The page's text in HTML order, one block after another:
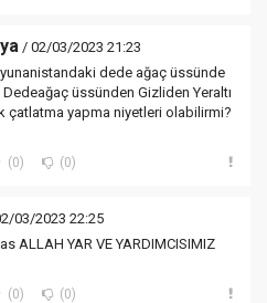
/ 02/03/2023 21:23
dede ağaç üssünde
üssünden Gizliden Yeraltı
çatlatma yapma niyetleri olabilirmi?
(0) (0)
03/2023 22:25
ALLAH YAR VE YARDIMCISIMIZ
(0) (0)